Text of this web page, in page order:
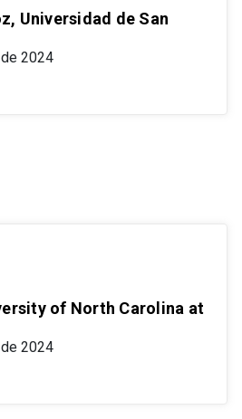
Universidad de San
2024
of North Carolina at
2024